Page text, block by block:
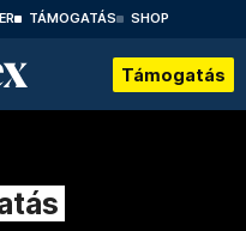
TÁMOGATÁS SHOP
Támogatás